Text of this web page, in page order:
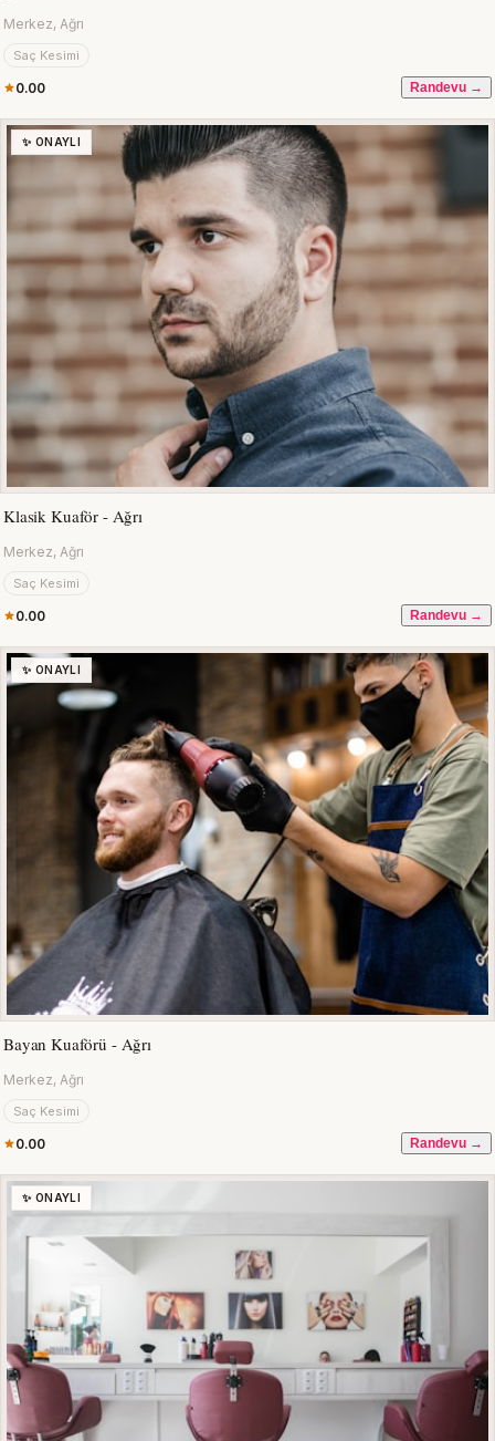
Merkez, Ağrı
Saç Kesimi
0.00 Randevu →
✨ ONAYLI
Klasik Kuaför - Ağrı
Merkez, Ağrı
Saç Kesimi
0.00 Randevu →
✨ ONAYLI
Bayan Kuaförü - Ağrı
Merkez, Ağrı
Saç Kesimi
0.00 Randevu →
✨ ONAYLI